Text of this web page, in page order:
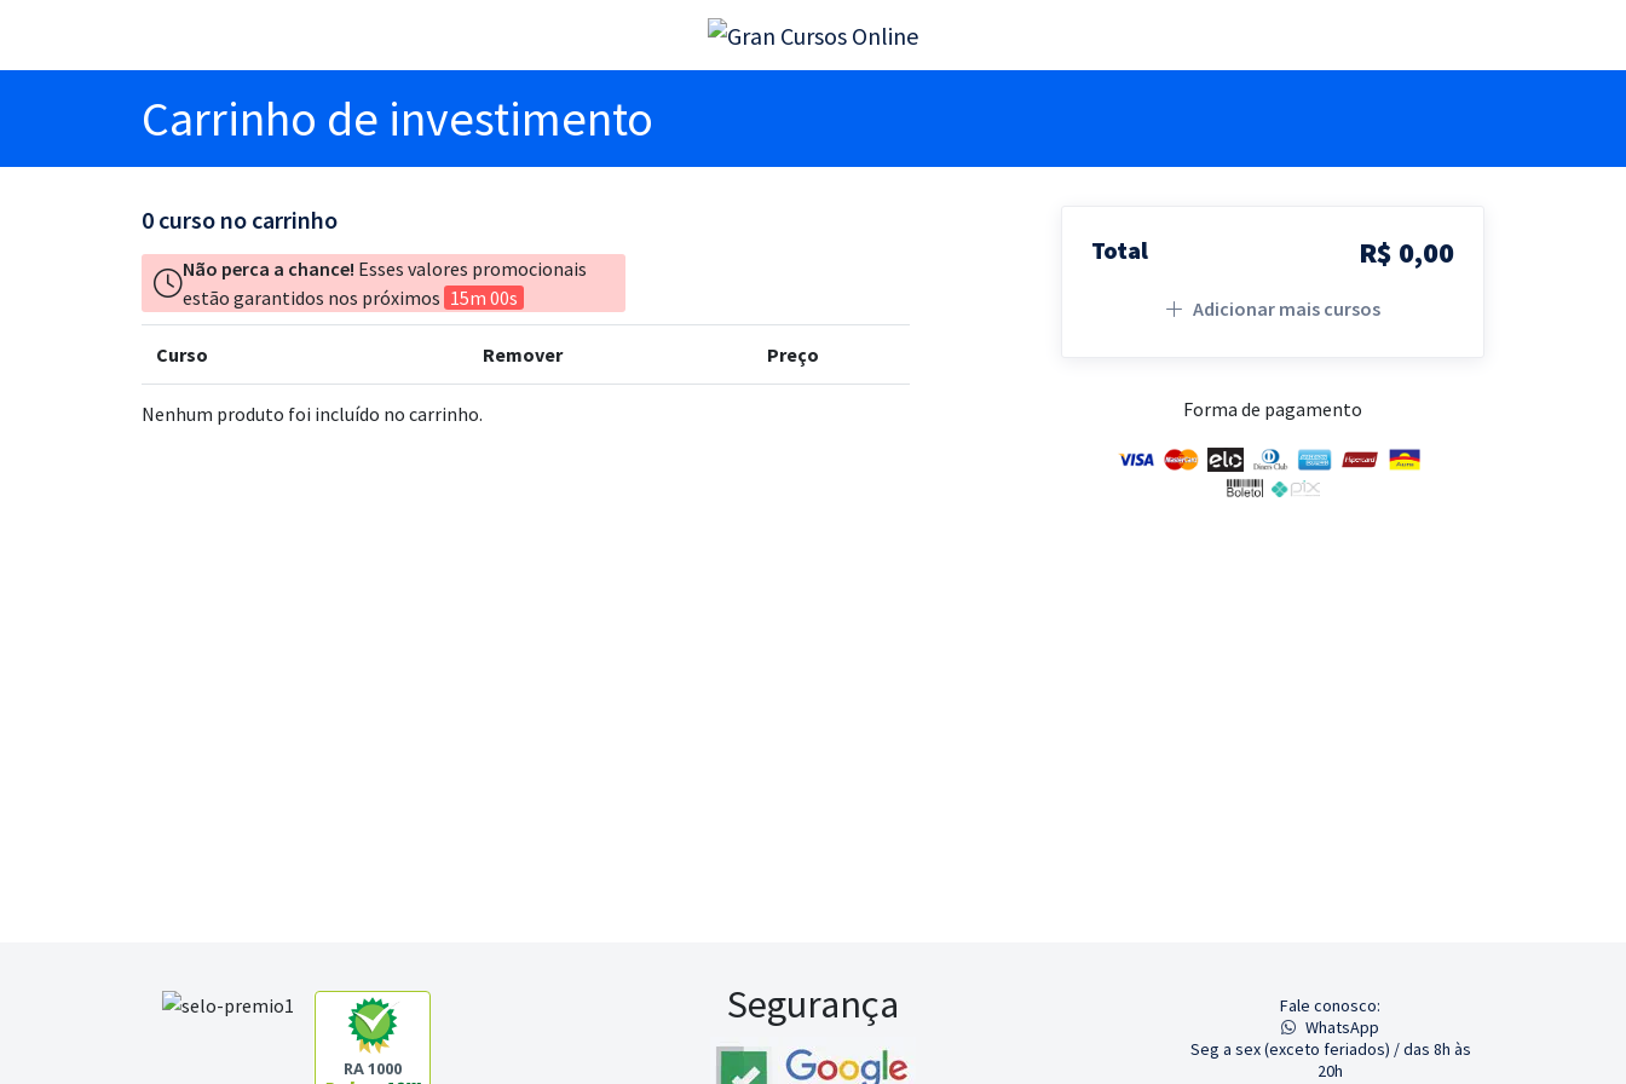
Carrinho de investimento
0 curso no carrinho
Não perca a chance! Esses valores promocionais
estão garantidos nos próximos 15m 00s
Curso Remover Preço
Nenhum produto foi incluído no carrinho.
Total R$ 0,00
Adicionar mais cursos
Forma de pagamento
RA 1000
Segurança
Fale conosco:
WhatsApp
Seg a sex (exceto feriados) / das 8h às
20h